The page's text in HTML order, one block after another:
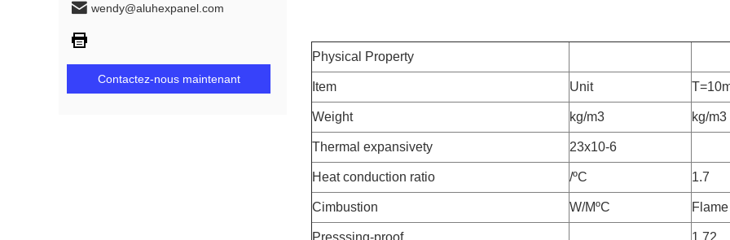
wendy@aluhexpanel.com
Contactez-nous maintenant
Physical Property
Item Unit
Weight kg/m3 kg/m3
Thermal expansivety 23x10-6
Heat conduction ratio /ºC 1.7
Cimbustion W/MºC
Presssing-proof 1.72